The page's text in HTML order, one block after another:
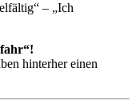
– „Ich
hinterher einen